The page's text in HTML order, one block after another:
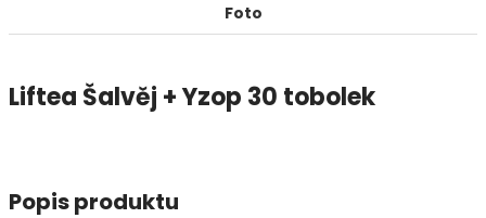
Foto
Liftea Šalvěj + Yzop 30 tobolek
Popis produktu